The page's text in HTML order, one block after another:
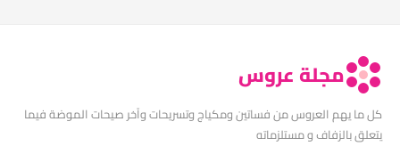
مجلة عروس
كل ما يهم العروس من فساتين ومكياج وتسريحات وآخر صيحات الموضة فيما
يتعلق بالزفاف و مستلزماته